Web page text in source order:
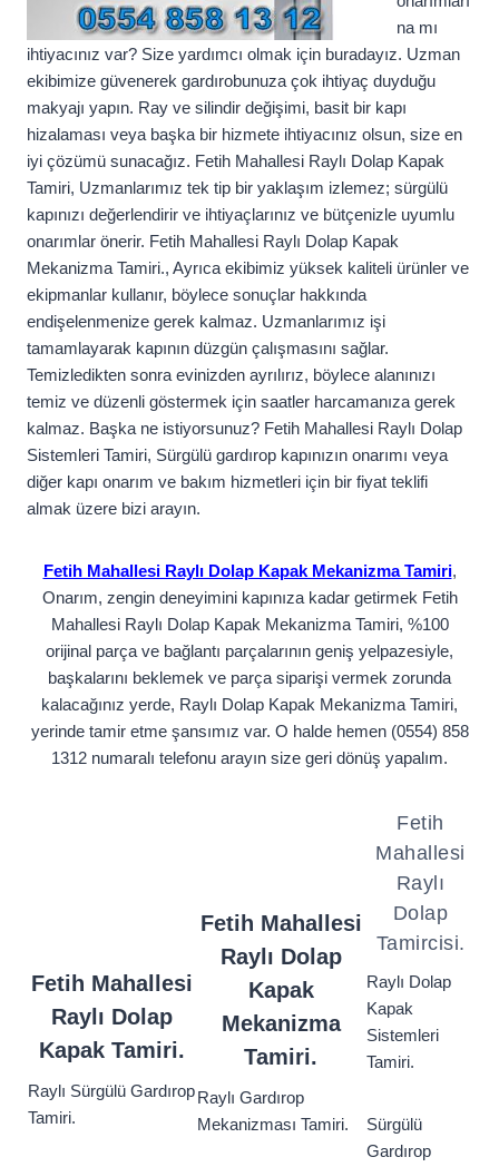
na mı
ihtiyacınız var? Size yardımcı olmak için buradayız. Uzman
ekibimize güvenerek gardırobunuza çok ihtiyaç duyduğu
makyajı yapın. Ray ve silindir değişimi, basit bir kapı
hizalaması veya başka bir hizmete ihtiyacınız olsun, size en
iyi çözümü sunacağız. Fetih Mahallesi Raylı Dolap Kapak
Tamiri, Uzmanlarımız tek tip bir yaklaşım izlemez; sürgülü
kapınızı değerlendirir ve ihtiyaçlarınız ve bütçenizle uyumlu
onarımlar önerir. Fetih Mahallesi Raylı Dolap Kapak
Mekanizma Tamiri., Ayrıca ekibimiz yüksek kaliteli ürünler ve
ekipmanlar kullanır, böylece sonuçlar hakkında
endişelenmenize gerek kalmaz. Uzmanlarımız işi
tamamlayarak kapının düzgün çalışmasını sağlar.
Temizledikten sonra evinizden ayrılırız, böylece alanınızı
temiz ve düzenli göstermek için saatler harcamanıza gerek
kalmaz. Başka ne istiyorsunuz? Fetih Mahallesi Raylı Dolap
Sistemleri Tamiri, Sürgülü gardırop kapınızın onarımı veya
diğer kapı onarım ve bakım hizmetleri için bir fiyat teklifi
almak üzere bizi arayın.
Fetih Mahallesi Raylı Dolap Kapak Mekanizma Tamiri,
Onarım, zengin deneyimini kapınıza kadar getirmek Fetih
Mahallesi Raylı Dolap Kapak Mekanizma Tamiri, %100
orijinal parça ve bağlantı parçalarının geniş yelpazesiyle,
başkalarını beklemek ve parça siparişi vermek zorunda
kalacağınız yerde, Raylı Dolap Kapak Mekanizma Tamiri,
yerinde tamir etme şansımız var. O halde hemen (0554) 858
1312 numaralı telefonu arayın size geri dönüş yapalım.
Fetih Mahallesi
Raylı Dolap
Kapak Tamiri.
Raylı Sürgülü Gardırop
Tamiri.
Fetih Mahallesi
Raylı Dolap
Kapak
Mekanizma
Tamiri.
Raylı Gardırop
Mekanizması Tamiri.
Fetih
Mahallesi
Raylı
Dolap
Tamircisi.
Raylı Dolap
Kapak
Sistemleri
Tamiri.
Sürgülü
Gardırop